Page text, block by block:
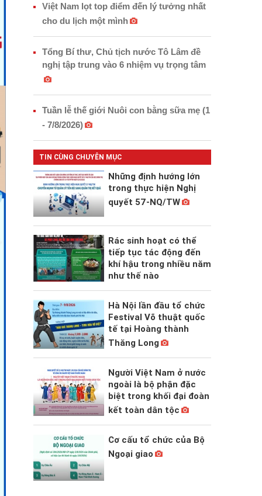
Việt Nam lọt top điểm đến lý tưởng nhất
cho du lịch một mình
Tổng Bí thư, Chủ tịch nước Tô Lâm đề
nghị tập trung vào 6 nhiệm vụ trọng tâm
Tuần lễ thế giới Nuôi con bằng sữa mẹ (1
- 7/8/2026)
TIN CÙNG CHUYÊN MỤC
Những định hướng lớn
trong thực hiện Nghị
quyết 57-NQ/TW
Rác sinh hoạt có thể
tiếp tục tác động đến
khí hậu trong nhiều năm
như thế nào
Hà Nội lần đầu tổ chức
Festival Võ thuật quốc
tế tại Hoàng thành
Thăng Long
Người Việt Nam ở nước
ngoài là bộ phận đặc
biệt trong khối đại đoàn
kết toàn dân tộc
Cơ cấu tổ chức của Bộ
Ngoại giao